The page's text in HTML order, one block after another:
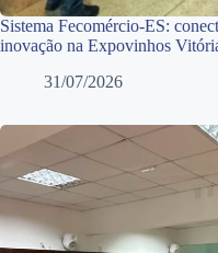
Sistema Fecomércio-ES:
inovação na Expovinhos
31/07/2026